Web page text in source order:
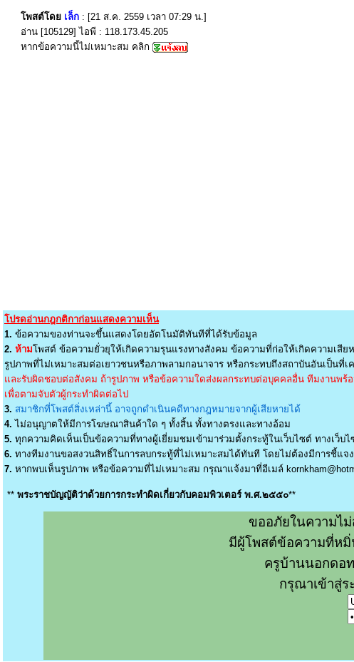
โพสต์โดย เล็ก : [21 ส.ค. 2559 เวลา 07:29 น.]
อ่าน [105129] ไอพี : 118.173.45.205
หากข้อความนี้ไม่เหมาะสม คลิก
โปรดอ่านกฎกติกาก่อนแสดงความเห็น
1. ข้อความของท่านจะขึ้นแสดงโดยอัตโนมัติทันทีที่ได้รับข้อมูล
2. ห้ามโพสต์ ข้อความยั่วยุให้เกิดความรุนแรงทางสังคม ข้อความที่ก่อให้เกิดความเสีย
รูปภาพที่ไม่เหมาะสมต่อเยาวชนหรือภาพลามกอนาจาร หรือกระทบถึงสถาบันอันเป็นที่เ
และรับผิดชอบต่อสังคม ถ้ารูปภาพ หรือข้อความใดส่งผลกระทบต่อบุคคลอื่น ทีมงานพร้อ
เพื่อตามจับตัวผู้กระทำผิดต่อไป
3. สมาชิกที่โพสต์สิ่งเหล่านี้ อาจถูกดำเนินคดีทางกฎหมายจากผู้เสียหายได้
4. ไม่อนุญาตให้มีการโฆษณาสินค้าใด ๆ ทั้งสิ้น ทั้งทางตรงและทางอ้อม
5. ทุกความคิดเห็นเป็นข้อความที่ทางผู้เยี่ยมชมเข้ามาร่วมตั้งกระทู้ในเว็บไซต์ ทางเว็บ
6. ทางทีมงานขอสงวนสิทธิ์ในการลบกระทู้ที่ไม่เหมาะสมได้ทันที โดยไม่ต้องมีการชี้แจ
7. หากพบเห็นรูปภาพ หรือข้อความที่ไม่เหมาะสม กรุณาแจ้งมาที่อีเมล์
** พระราชบัญญัติว่าด้วยการกระทำผิดเกี่ยวกับคอมพิวเตอร์ พ.ศ.๒๕๕๐**
ขออภัยในความไม่
มีผู้โพสต์ข้อความที่หมิ่
ครูบ้านนอกดอ
กรุณาเข้าสู่